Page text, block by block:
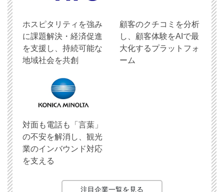
ホスピタリティを強み
に課題解決・経済促進
を支援し、持続可能な
地域社会を共創
顧客のクチコミを分析
し、顧客体験をAIで最
大化するプラットフォ
ーム
対面も電話も「言葉」
の不安を解消し、観光
業のインバウンド対応
を支える
注目企業一覧を見る